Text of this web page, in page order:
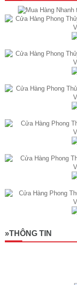
»THÔNG TIN